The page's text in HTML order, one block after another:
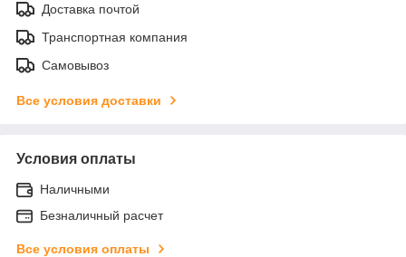
Доставка почтой
Транспортная компания
Самовывоз
Все условия доставки
Условия оплаты
Наличными
Безналичный расчет
Все условия оплаты